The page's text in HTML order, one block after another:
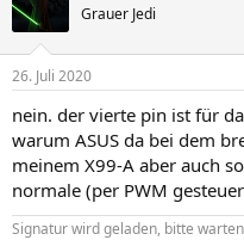
Grauer Jedi
26. Juli 2020
nein. der vierte pin ist für
warum ASUS da bei dem
meinem X99-A aber auch
normale (per PWM
Signatur wird geladen, bitte